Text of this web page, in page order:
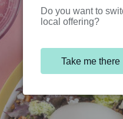
Do you want to
local offering?
Take me there